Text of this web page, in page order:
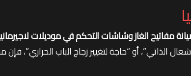
مفاتيح الغاز وشاشات التحكم في موديلات
أو “حاجة لتغيير زجاج الباب الحراري”، فإن